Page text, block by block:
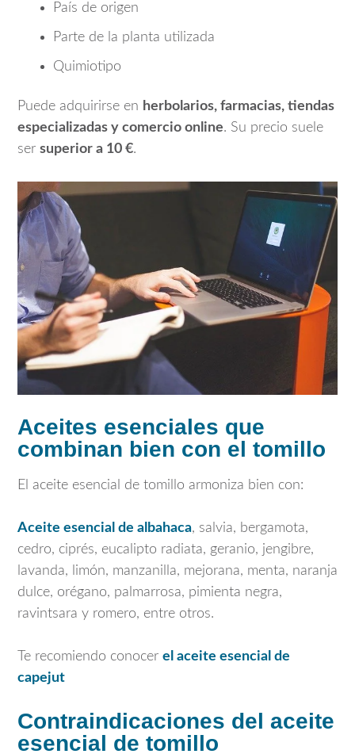
País de origen
Parte de la planta utilizada
Quimiotipo
Puede adquirirse en herbolarios, farmacias, tiendas
especializadas y comercio online. Su precio suele
ser superior a 10 €.
Aceites esenciales que
combinan bien con el tomillo
El aceite esencial de tomillo armoniza bien con:
Aceite esencial de albahaca, salvia, bergamota,
cedro, ciprés, eucalipto radiata, geranio, jengibre,
lavanda, limón, manzanilla, mejorana, menta, naranja
dulce, orégano, palmarrosa, pimienta negra,
ravintsara y romero, entre otros.
Te recomiendo conocer el aceite esencial de
capejut
Contraindicaciones del aceite
esencial de tomillo